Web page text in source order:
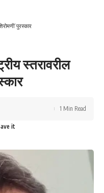
पुरस्कार
स्तरावरील
1 Min Read